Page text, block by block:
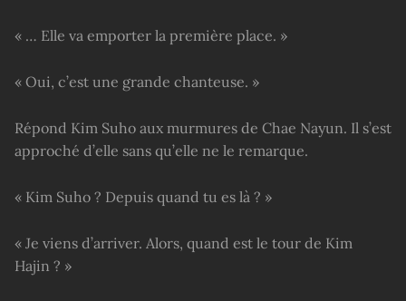
« … Elle va emporter la première place. »
« Oui, c’est une grande chanteuse. »
Répond Kim Suho aux murmures de Chae Nayun. Il s’est
approché d’elle sans qu’elle ne le remarque.
« Kim Suho ? Depuis quand tu es là ? »
« Je viens d’arriver. Alors, quand est le tour de Kim
Hajin ? »